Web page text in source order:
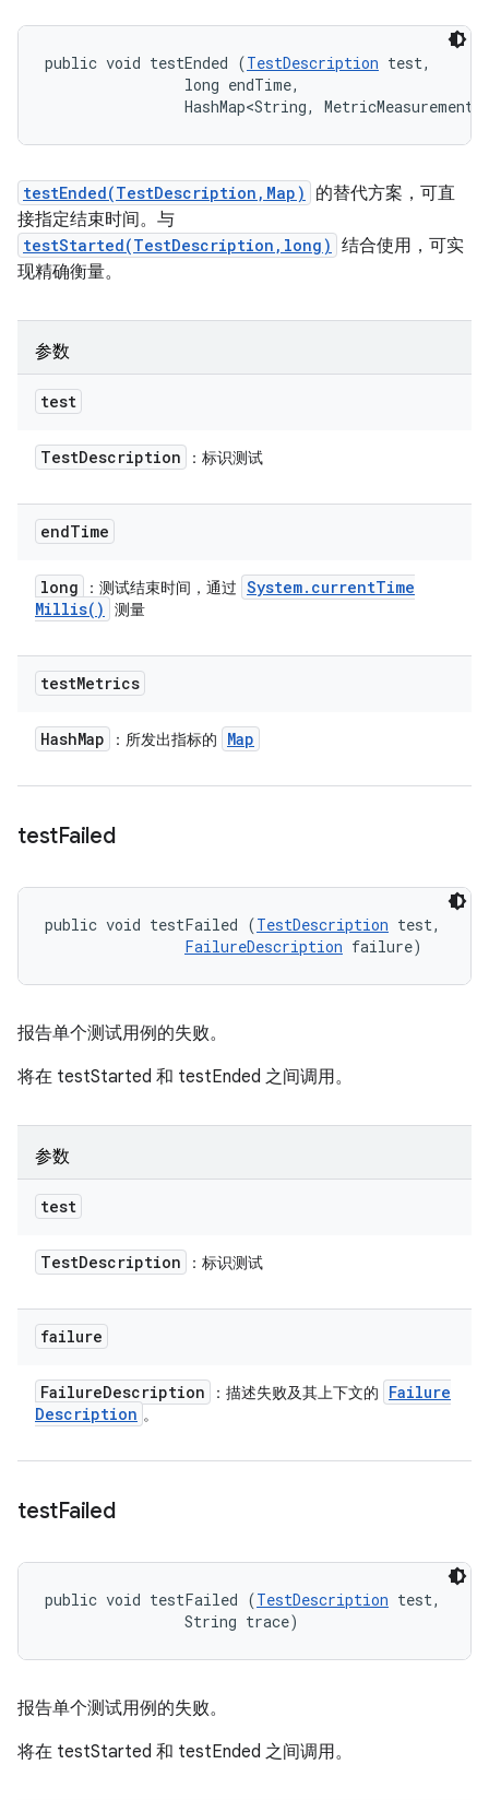
public void testEnded (TestDescription test,
                long endTime,
HashMap<String,
testEnded(TestDescription,Map)
的替代方案，可直
接指定结束时间。与
testStarted(TestDescription,long) 结合使用，可实
现精确衡量。
参数
test
TestDescription ：标识测试
endTime
long ：测试结束时间，通过 System. currentTime
Millis( ) 测量
testMetrics
HashMap ：所发出指标的 Map
testFailed
public void testFailed (TestDescription test,
FailureDescription failure)
报告单个测试用例的失败。
将在 testStarted 和 testEnded 之间调用。
参数
test
TestDescription ：标识测试
failure
FailureDescription ：描述失败及其上下文的
Failure
Description 。
testFailed
public void testFailed (TestDescription test,
                String trace)
报告单个测试用例的失败。
将在 testStarted 和 testEnded 之间调用。